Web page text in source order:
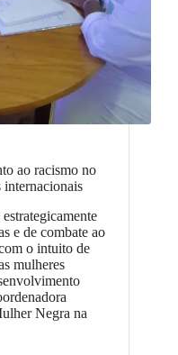
ao racismo no
internacionais
e de combate ao
o intuito de
mulheres
Negra na